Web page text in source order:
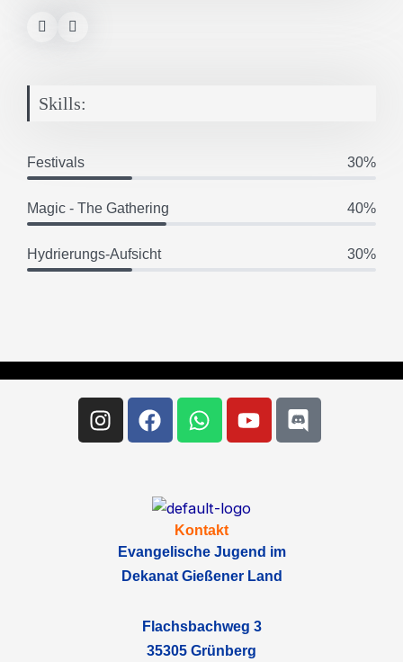
Skills:
Festivals 30%
Magic - The Gathering 40%
Hydrierungs-Aufsicht 30%
Instagram
FacebookWhatsapp
YoutubeDiscord
Kontakt
Evangelische Jugend im
Dekanat Gießener Land
Flachsbachweg 3
35305 Grünberg